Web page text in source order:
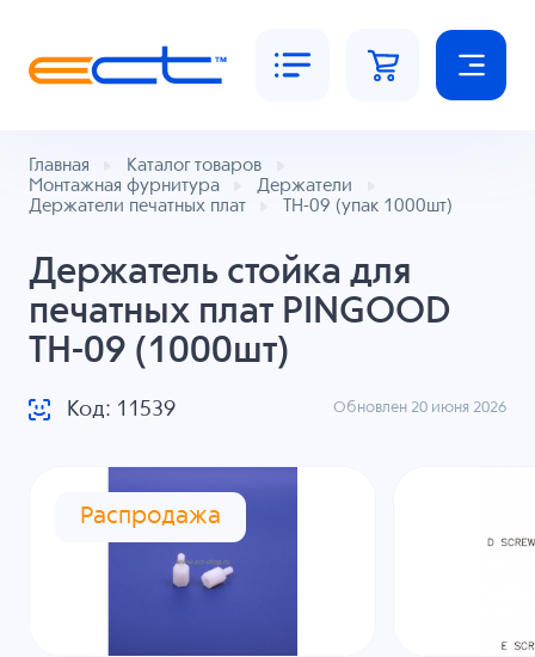
Главная
Каталог товаров
Монтажная фурнитура
Держатели
Держатели печатных плат
TH-09 (упак 1000шт)
Держатель стойка для
печатных плат PINGOOD
TH-09 (1000шт)
Код: 11539 Обновлен 20 июня 2026
Распродажа